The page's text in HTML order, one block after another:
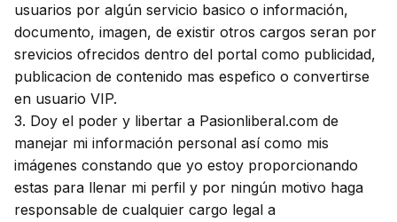
usuarios por algún servicio basico o información,
documento, imagen, de existir otros cargos seran por
srevicios ofrecidos dentro del portal como publicidad,
publicacion de contenido mas espefico o convertirse
en usuario VIP.
3. Doy el poder y libertar a Pasionliberal.com de
manejar mi información personal así como mis
imágenes constando que yo estoy proporcionando
estas para llenar mi perfil y por ningún motivo haga
responsable de cualquier cargo legal a